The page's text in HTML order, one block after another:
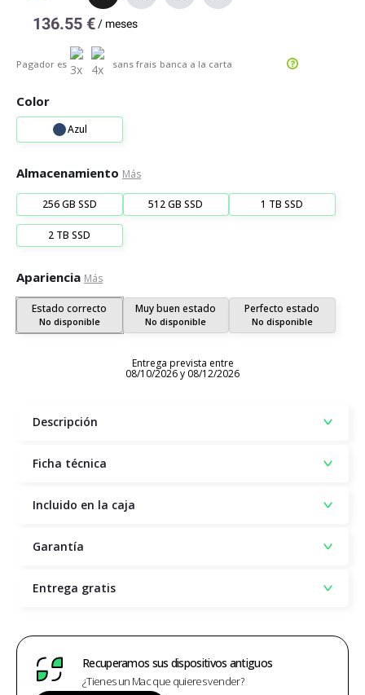
136.55 € / meses
Pagador es sans frais banca a la carta
Color
Azul
Almacenamiento Más
256 GB SSD 512 GB SSD 1 TB SSD
2 TB SSD
Apariencia Más
Estado correcto
No disponible
Muy buen estado
No disponible
Perfecto estado
No disponible
Entrega prevista entre
08/10/2026 y 08/12/2026
Descripción
Ficha técnica
Incluido en la caja
Garantía
Entrega gratis
Recuperamos sus dispositivos antiguos
¿Tienes un Mac que quieres vender?